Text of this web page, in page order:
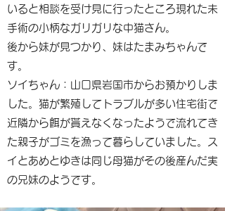
いると相談を受け見に行ったところ現れた未
手術の小柄なガリガリな中猫さん。
後から妹が見つかり、妹はたまみちゃんで
す。
ソイちゃん：山口県岩国市からお預かりしま
した。猫が繁殖してトラブルが多い住宅街で
近隣から餌が貰えなくなったようで流れてき
た親子がゴミを漁って暮らしていました。ス
イとあめとゆきは同じ母猫がその後産んだ実
の兄妹のようです。